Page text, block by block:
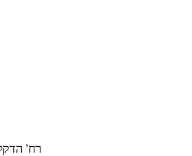
רח' הדקלים 12 א.ת. לב